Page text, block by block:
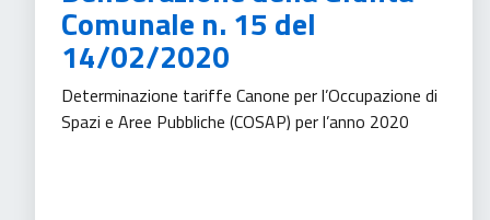
Comunale n. 15 del
14/02/2020
Determinazione tariffe Canone per l’Occupazione di
Spazi e Aree Pubbliche (COSAP) per l’anno 2020